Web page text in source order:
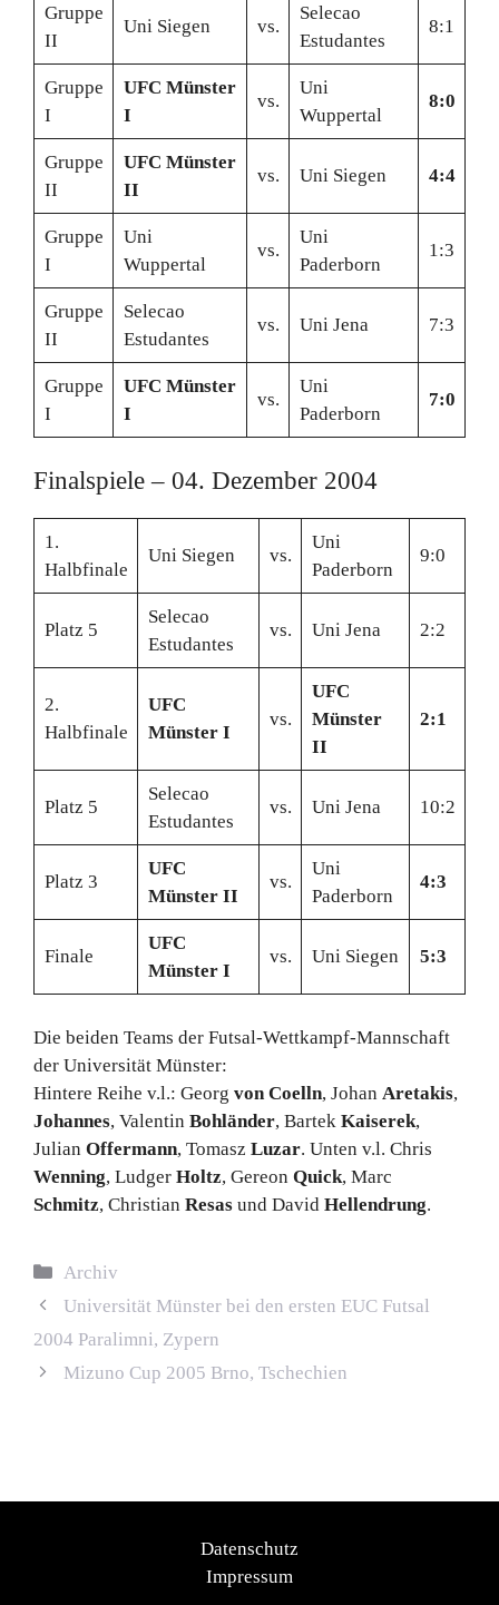
Gruppe
II
Uni Siegen vs.
Selecao
Estudantes
8:1
Gruppe
I
UFC Münster
I
vs.
Uni
Wuppertal
8:0
Gruppe
II
UFC Münster
II
vs. Uni Siegen 4:4
Gruppe
I
Uni
Wuppertal
vs.
Uni
Paderborn
1:3
Gruppe
II
Selecao
Estudantes
vs. Uni Jena 7:3
Gruppe
I
UFC Münster
I
vs.
Uni
Paderborn
7:0
Finalspiele – 04. Dezember 2004
1.
Halbfinale
Uni Siegen vs.
Uni
Paderborn
9:0
Platz 5
Selecao
Estudantes
vs. Uni Jena 2:2
2.
Halbfinale
UFC
Münster I
vs.
UFC
Münster
II
2:1
Platz 5
Selecao
Estudantes
vs. Uni Jena 10:2
Platz 3
UFC
Münster II
vs.
Uni
Paderborn
4:3
Finale
UFC
Münster I
vs. Uni Siegen 5:3
Die beiden Teams der Futsal-Wettkampf-Mannschaft
der Universität Münster:
Hintere Reihe v.l.: Georg von Coelln, Johan Aretakis,
Johannes, Valentin Bohländer, Bartek Kaiserek,
Julian Offermann, Tomasz Luzar. Unten v.l. Chris
Wenning, Ludger Holtz, Gereon Quick, Marc
Schmitz, Christian Resas und David Hellendrung.
Kategorien
Archiv
Universität Münster bei den ersten EUC Futsal
2004 Paralimni, Zypern
Mizuno Cup 2005 Brno, Tschechien
Datenschutz
Impressum